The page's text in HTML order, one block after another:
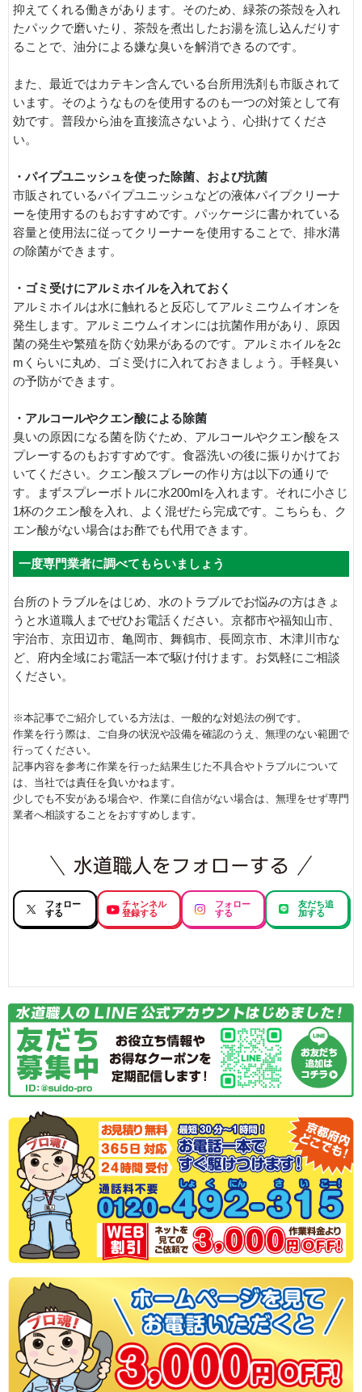
抑えてくれる働きがあります。そのため、緑茶の茶殻を入れ
たパックで磨いたり、茶殻を煮出したお湯を流し込んだりす
ることで、油分による嫌な臭いを解消できるのです。
また、最近ではカテキン含んでいる台所用洗剤も市販されて
います。そのようなものを使用するのも一つの対策として有
効です。普段から油を直接流さないよう、心掛けてくださ
い。
・パイプユニッシュを使った除菌、および抗菌
市販されているパイプユニッシュなどの液体パイプクリーナ
ーを使用するのもおすすめです。パッケージに書かれている
容量と使用法に従ってクリーナーを使用することで、排水溝
の除菌ができます。
・ゴミ受けにアルミホイルを入れておく
アルミホイルは水に触れると反応してアルミニウムイオンを
発生します。アルミニウムイオンには抗菌作用があり、原因
菌の発生や繁殖を防ぐ効果があるのです。アルミホイルを2c
mくらいに丸め、ゴミ受けに入れておきましょう。手軽臭い
の予防ができます。
・アルコールやクエン酸による除菌
臭いの原因になる菌を防ぐため、アルコールやクエン酸をス
プレーするのもおすすめです。食器洗いの後に振りかけてお
いてください。クエン酸スプレーの作り方は以下の通りで
す。まずスプレーボトルに水200mlを入れます。それに小さじ
1杯のクエン酸を入れ、よく混ぜたら完成です。こちらも、ク
エン酸がない場合はお酢でも代用できます。
一度専門業者に調べてもらいましょう
台所のトラブルをはじめ、水のトラブルでお悩みの方はきょ
うと水道職人までぜひお電話ください。京都市や福知山市、
宇治市、京田辺市、亀岡市、舞鶴市、長岡京市、木津川市な
ど、府内全域にお電話一本で駆け付けます。お気軽にご相談
ください。
※本記事でご紹介している方法は、一般的な対処法の例です。
作業を行う際は、ご自身の状況や設備を確認のうえ、無理のない範囲で
行ってください。
記事内容を参考に作業を行った結果生じた不具合やトラブルについて
は、当社では責任を負いかねます。
少しでも不安がある場合や、作業に自信がない場合は、無理をせず専門
業者へ相談することをおすすめします。
フォロー
する
チャンネル
登録する
フォロー
する
友だち追
加する